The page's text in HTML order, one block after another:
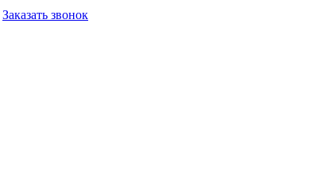
Заказать звонок